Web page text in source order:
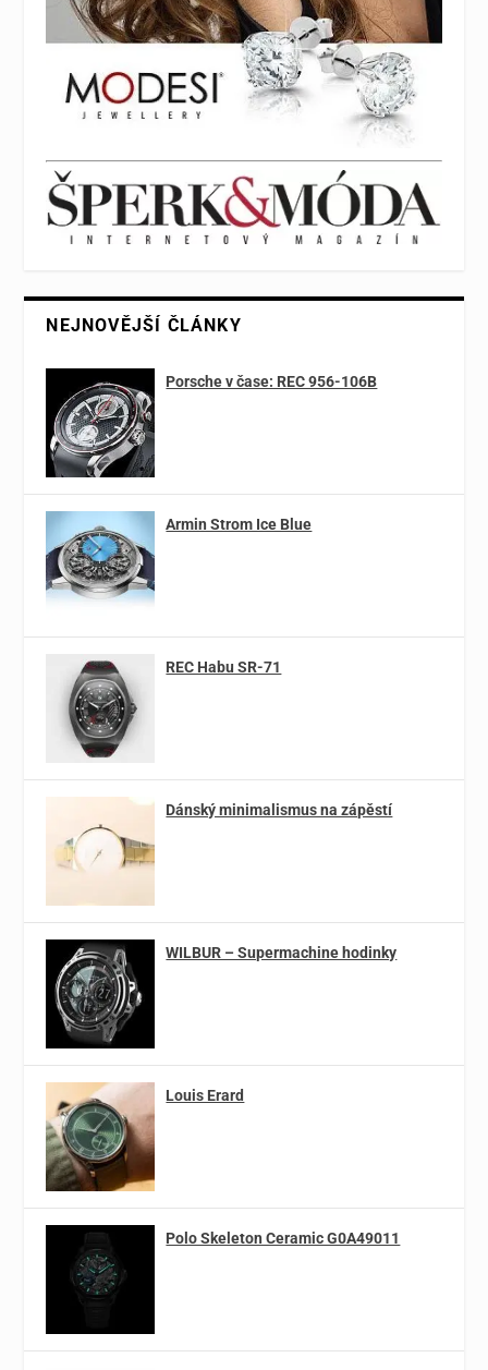
NEJNOVĚJŠÍ ČLÁNKY
Porsche v čase: REC 956-106B
Armin Strom Ice Blue
REC Habu SR-71
Dánský minimalismus na zápěstí
WILBUR – Supermachine hodinky
Louis Erard
Polo Skeleton Ceramic G0A49011